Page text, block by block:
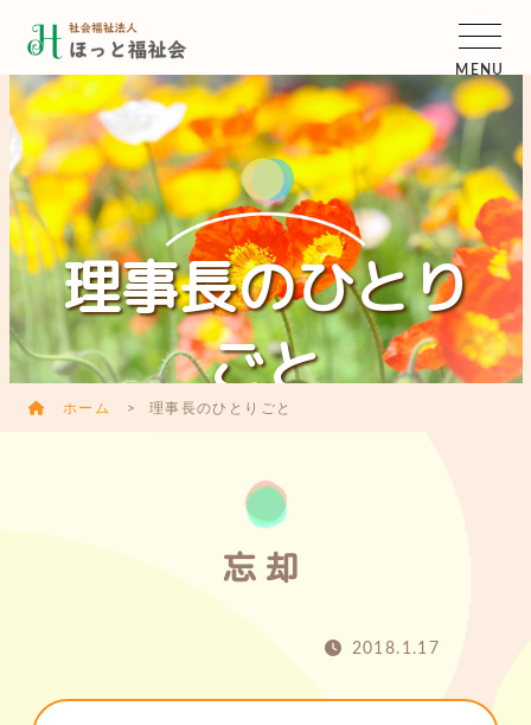
MENU
理事長のひとり
ごと
ホーム 理事長のひとりごと
忘却
2018.1.17